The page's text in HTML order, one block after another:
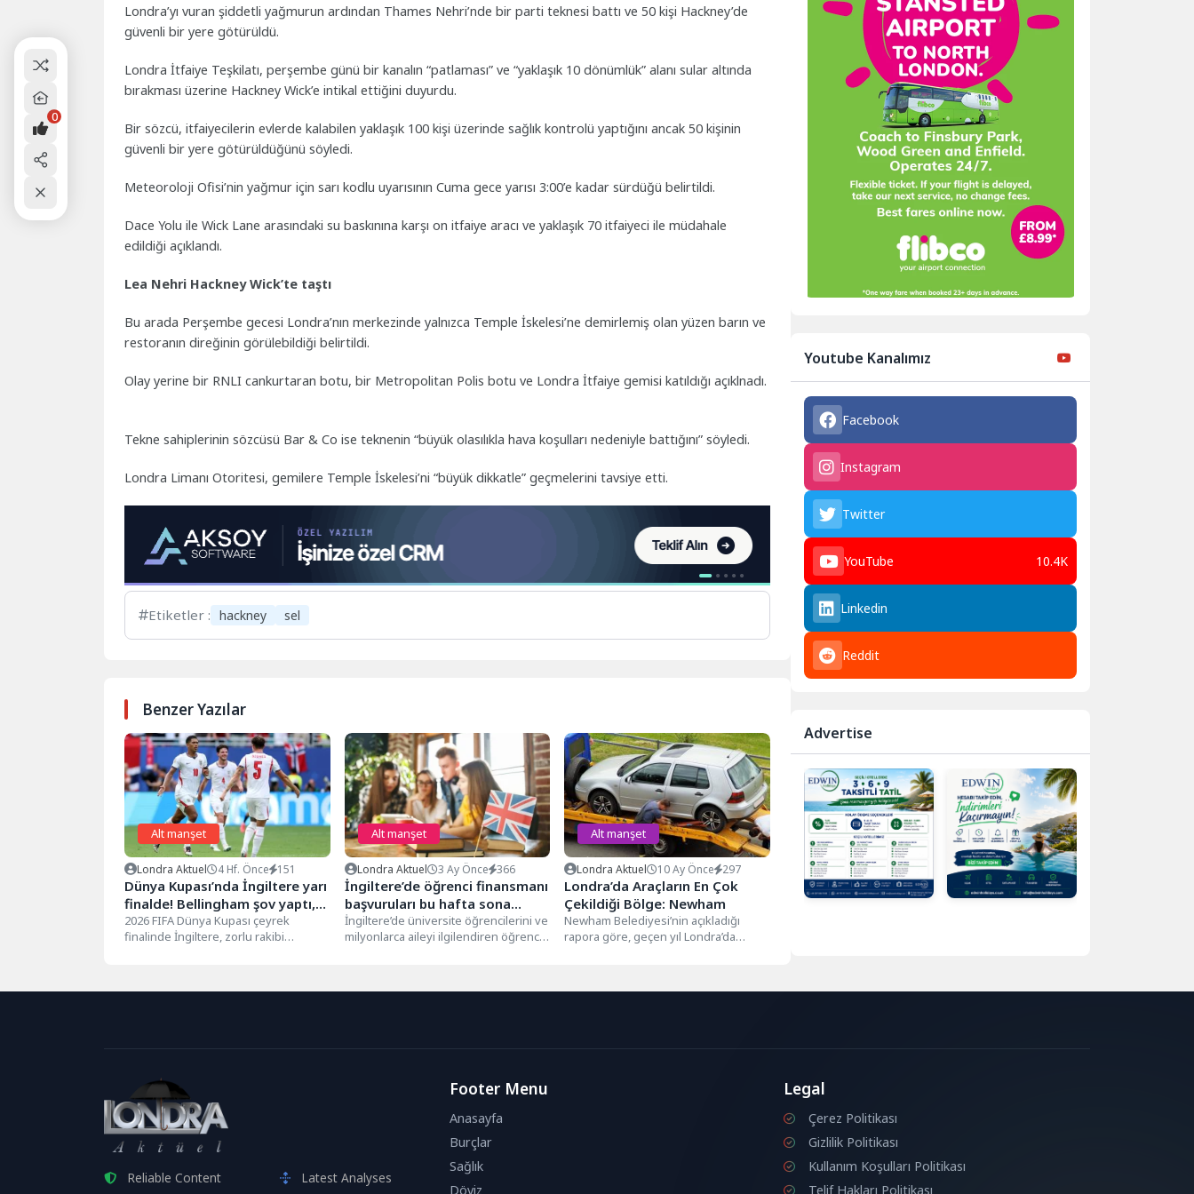
Londra’yı vuran şiddetli yağmurun ardından Thames Nehri’nde bir parti teknesi battı ve 50 kişi Hackney’de
güvenli bir yere götürüldü.
Londra İtfaiye Teşkilatı, perşembe günü bir kanalın “patlaması” ve “yaklaşık 10 dönümlük” alanı sular altında
bırakması üzerine Hackney Wick’e intikal ettiğini duyurdu.
Bir sözcü, itfaiyecilerin evlerde kalabilen yaklaşık 100 kişi üzerinde sağlık kontrolü yaptığını ancak 50 kişinin
güvenli bir yere götürüldüğünü söyledi.
Meteoroloji Ofisi’nin yağmur için sarı kodlu uyarısının Cuma gece yarısı 3:00’e kadar sürdüğü belirtildi.
Dace Yolu ile Wick Lane arasındaki su baskınına karşı on itfaiye aracı ve yaklaşık 70 itfaiyeci ile müdahale
edildiği açıklandı.
Lea Nehri Hackney Wick’te taştı
Bu arada Perşembe gecesi Londra’nın merkezinde yalnızca Temple İskelesi’ne demirlemiş olan yüzen barın ve
restoranın direğinin görülebildiği belirtildi.
Olay yerine bir RNLI cankurtaran botu, bir Metropolitan Polis botu ve Londra İtfaiye gemisi katıldığı açıklnadı.
Tekne sahiplerinin sözcüsü Bar & Co ise teknenin “büyük olasılıkla hava koşulları nedeniyle battığını” söyledi.
Londra Limanı Otoritesi, gemilere Temple İskelesi’ni “büyük dikkatle” geçmelerini tavsiye etti.
Etiketler : hackney sel
Benzer Yazılar
Alt manşet
Londra Aktuel 4 Hf. Önce 151
Dünya Kupası’nda İngiltere yarı
finalde! Bellingham şov yaptı,
Norveç uzatmalarda yıkıldı
2026 FIFA Dünya Kupası çeyrek
finalinde İngiltere, zorlu rakibi
Alt manşet
Londra Aktuel 3 Ay Önce 366
İngiltere’de öğrenci finansmanı
başvuruları bu hafta sona
eriyor
İngiltere’de üniversite öğrencilerini ve
milyonlarca aileyi ilgilendiren öğrenci
Alt manşet
Londra Aktuel 10 Ay Önce 297
Londra’da Araçların En Çok
Çekildiği Bölge: Newham
Newham Belediyesi’nin açıkladığı
rapora göre, geçen yıl Londra’da
Youtube Kanalımız
Facebook
Instagram
Twitter
YouTube 10.4K
Linkedin
Reddit
Advertise
Reliable Content Latest Analyses
Footer Menu
Anasayfa
Burçlar
Sağlık
Döviz
Legal
Çerez Politikası
Gizlilik Politikası
Kullanım Koşulları Politikası
Telif Hakları Politikası
0